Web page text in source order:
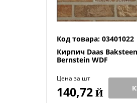
Код товара: 03401022
Кирпич Daas Baksteen
Bernstein WDF
Цена за шт
140,72Й